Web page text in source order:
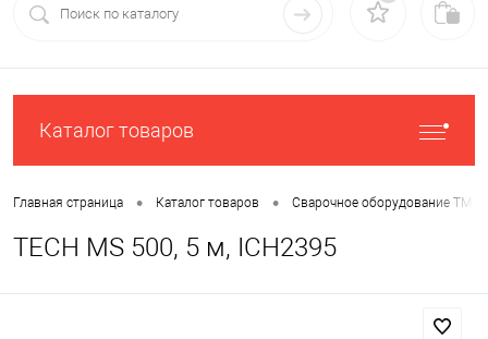
Каталог товаров
Главная страница • Каталог товаров • Сварочное оборудование ТМ
TECH MS 500, 5 м, ICH2395